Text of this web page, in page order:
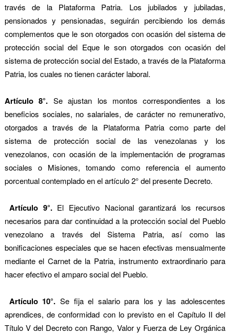
través de la Plataforma Patria. Los jubilados y jubiladas,
pensionados y pensionadas, seguirán percibiendo los demás
complementos que le son otorgados con ocasión del sistema de
protección social del Eque le son otorgados con ocasión del
sistema de protección social del Estado, a través de la Plataforma
Patria, los cuales no tienen carácter laboral.
Artículo 8°. Se ajustan los montos correspondientes a los
beneficios sociales, no salariales, de carácter no remunerativo,
otorgados a través de la Plataforma Patria como parte del
sistema de protección social de las venezolanas y los
venezolanos, con ocasión de la implementación de programas
sociales o Misiones, tomando como referencia el aumento
porcentual contemplado en el artículo 2° del presente Decreto.
Artículo 9°. El Ejecutivo Nacional garantizará los recursos
necesarios para dar continuidad a la protección social del Pueblo
venezolano a través del Sistema Patria, así como las
bonificaciones especiales que se hacen efectivas mensualmente
mediante el Carnet de la Patria, instrumento extraordinario para
hacer efectivo el amparo social del Pueblo.
Artículo 10°. Se fija el salario para los y las adolescentes
aprendices, de conformidad con lo previsto en el Capítulo II del
Título V del Decreto con Rango, Valor y Fuerza de Ley Orgánica